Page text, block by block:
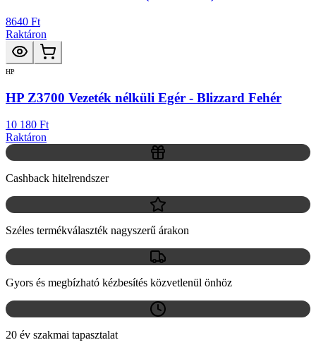
8640 Ft
Raktáron
HP
HP Z3700 Vezeték nélküli Egér - Blizzard Fehér
10 180 Ft
Raktáron
Cashback hitelrendszer
Széles termékválaszték nagyszerű árakon
Gyors és megbízható kézbesítés közvetlenül önhöz
20 év szakmai tapasztalat